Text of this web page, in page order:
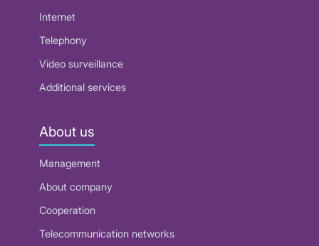
Internet
Telephony
Video surveillance
Additional services
About us
Management
About company
Cooperation
Telecommunication networks